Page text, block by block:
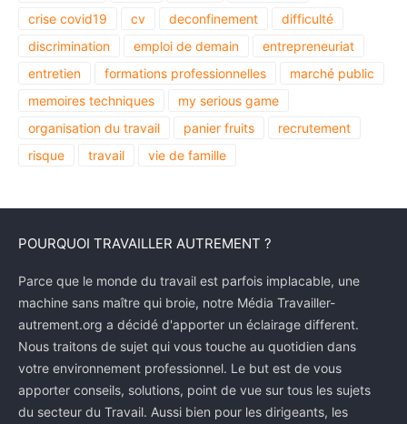
crise covid19
cv deconfinement
difficulté
discrimination
emploi de demain
entrepreneuriat
entretien
formations professionnelles
marché public
memoires techniques
my serious game
organisation du travail
panier fruits
recrutement
risque
travail vie de famille
POURQUOI TRAVAILLER AUTREMENT ?
Parce que le monde du travail est parfois implacable, une
machine sans maître qui broie, notre Média Travailler-
autrement.org a décidé d'apporter un éclairage different.
Nous traitons de sujet qui vous touche au quotidien dans
votre environnement professionnel. Le but est de vous
apporter conseils, solutions, point de vue sur tous les sujets
du secteur du Travail. Aussi bien pour les dirigeants, les